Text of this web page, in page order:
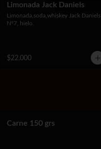
Limonada Jack Daniels
Limonada,soda,whiskey Jack Daniels
Nº7, hielo.
$22.000
Carne 150 grs